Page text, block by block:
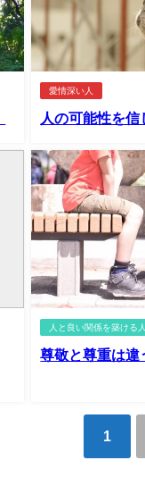
愛情深い人
人の可能性を
人と良い関係を築ける人
尊敬と尊重は違
1